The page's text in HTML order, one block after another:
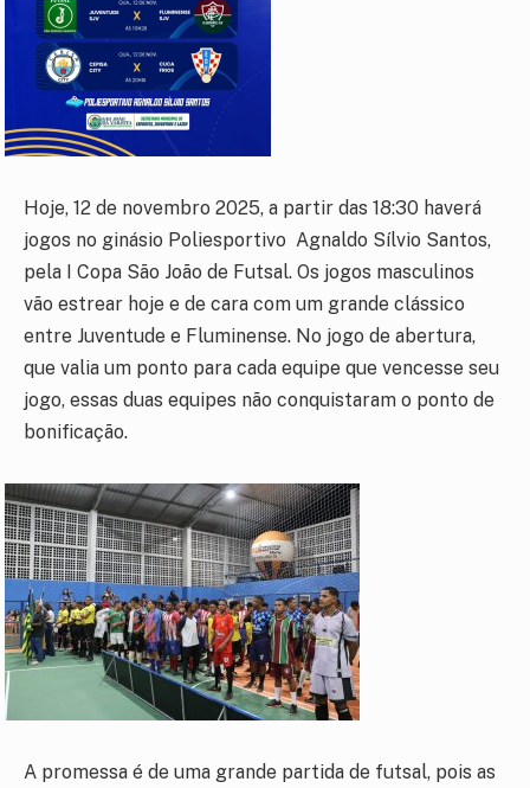
Hoje, 12 de novembro 2025, a partir das 18:30 haverá
jogos no ginásio Poliesportivo Agnaldo Sílvio Santos,
pela I Copa São João de Futsal. Os jogos masculinos
vão estrear hoje e de cara com um grande clássico
entre Juventude e Fluminense. No jogo de abertura,
que valia um ponto para cada equipe que vencesse seu
jogo, essas duas equipes não conquistaram o ponto de
bonificação.
A promessa é de uma grande partida de futsal, pois as